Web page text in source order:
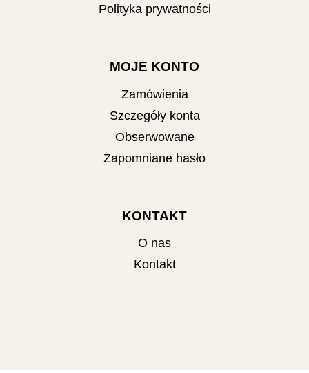
Polityka prywatności
MOJE KONTO
Zamówienia
Szczegóły konta
Obserwowane
Zapomniane hasło
KONTAKT
O nas
Kontakt